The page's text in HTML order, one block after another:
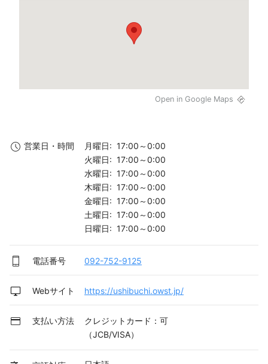
Open in Google Maps
営業日・時間
月曜日: 17:00～0:00
火曜日: 17:00～0:00
水曜日: 17:00～0:00
木曜日: 17:00～0:00
金曜日: 17:00～0:00
土曜日: 17:00～0:00
日曜日: 17:00～0:00
電話番号 092-752-9125
Webサイト https://ushibuchi.owst.jp/
支払い方法
クレジットカード：可
（JCB/VISA）